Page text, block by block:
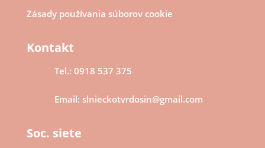
Zásady používania súborov cookie
Kontakt
Tel.: 0918 537 375
Email: slnieckotvrdosin@gmail.com
Soc. siete